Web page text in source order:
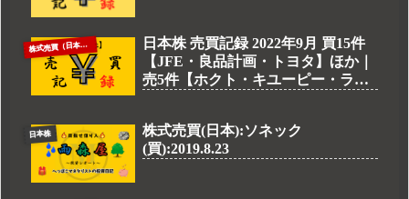
株
式売買（日本株）
日本株 売買記録 2022年9月 買15件
【JFE・良品計画・トヨタ】ほか｜
売5件【ホクト・キユーピー・ライ
日本株
株式売買(日本):ソネック
(買):2019.8.23